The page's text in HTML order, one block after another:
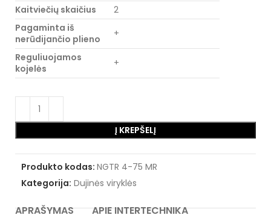
Kaitviečių skaičius
2
Pagaminta iš
nerūdijančio plieno
+
Reguliuojamos
kojelės
+
Į KREPŠELĮ
Produkto kodas: NGTR 4-75 MR
Kategorija: Dujinės viryklės
APRAŠYMAS APIE INTERTECHNIKA